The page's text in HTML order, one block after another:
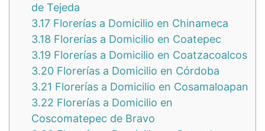
de Tejeda
3.17 Florerías a Domicilio en Chinameca
3.18 Florerías a Domicilio en Coatepec
3.19 Florerías a Domicilio en Coatzacoalcos
3.20 Florerías a Domicilio en Córdoba
3.21 Florerías a Domicilio en Cosamaloapan
3.22 Florerías a Domicilio en
Coscomatepec de Bravo